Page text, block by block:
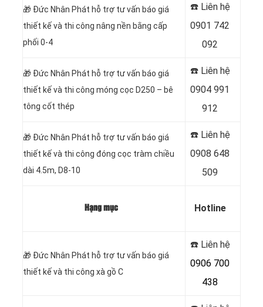
🎁 Đức Nhân Phát hỗ trợ tư vấn báo giá
thiết kế và thi công nâng nền bằng cấp
phối 0-4
☎️ Liên hệ
0901 742
092
🎁 Đức Nhân Phát hỗ trợ tư vấn báo giá
thiết kế và thi công móng cọc D250 – bê
tông cốt thép
☎️ Liên hệ
0904 991
912
🎁 Đức Nhân Phát hỗ trợ tư vấn báo giá
thiết kế và thi công đóng cọc tràm chiều
dài 4.5m, D8-10
☎️ Liên hệ
0908 648
509
Hạng mục Hotline
🎁 Đức Nhân Phát hỗ trợ tư vấn báo giá
thiết kế và thi công xà gồ C
☎️ Liên hệ
0906 700
438